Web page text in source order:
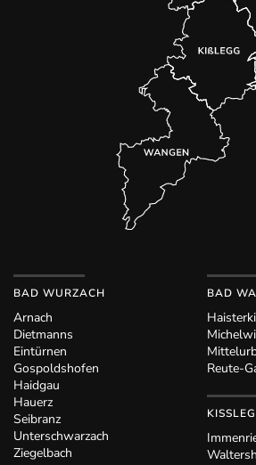
BAD WURZACH
Arnach
Dietmanns
Eintürnen
Gospoldshofen
Haidgau
Hauerz
Seibranz
Unterschwarzach
Ziegelbach
BAD
Reute-